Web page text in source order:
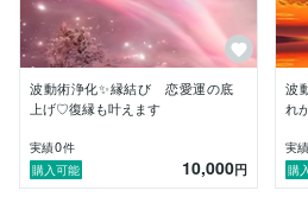
-得意な相談内容-
恋愛全般、結婚、お金、仕事、
不調(目安：例　パニック障害１
ワークで改善の体感～最短３ヶ
調や突発的な不調は１回～3回の
回～３回で上限まで上昇)、開運
ど。
波動術浄化✨縁結び 恋愛運の底
上げ♡復縁も叶えます
実績0件
購入可能
10,000円
波
れ
実績
購